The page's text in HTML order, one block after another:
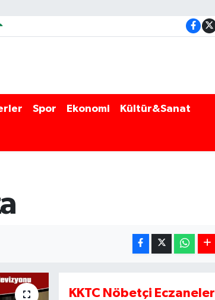
Spor Ekonomi Kültür&Sanat
KKTC Nöbetçi Eczaneler